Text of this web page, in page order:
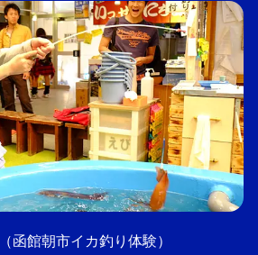
函館朝市イカ釣り体験）